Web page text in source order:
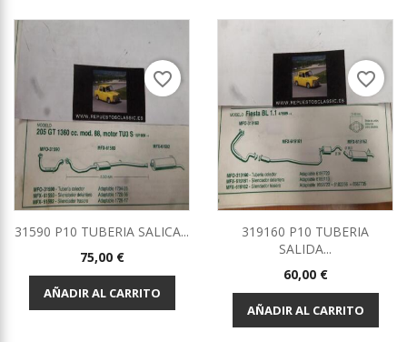
31590 P10 TUBERIA SALICA...
Precio
75,00 €
AÑADIR AL CARRITO
favorite_border
319160 P10 TUBERIA
SALIDA...
Precio
60,00 €
AÑADIR AL CARRITO
favorite_border